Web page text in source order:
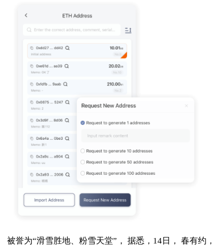
被誉为“滑雪胜地、粉雪天堂”， 据悉，14日， 春有约，